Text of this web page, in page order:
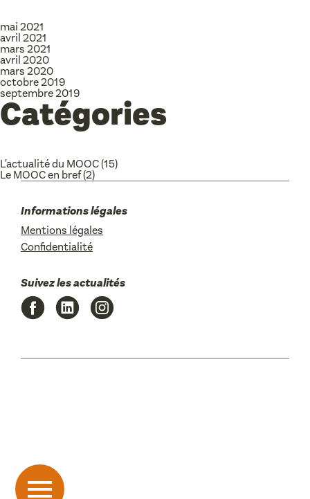
mai 2021
avril 2021
mars 2021
avril 2020
mars 2020
octobre 2019
septembre 2019
Catégories
L'actualité du MOOC(15)
Le MOOC en bref(2)
Informations légales
Mentions légales
Confidentialité
Suivez les actualités